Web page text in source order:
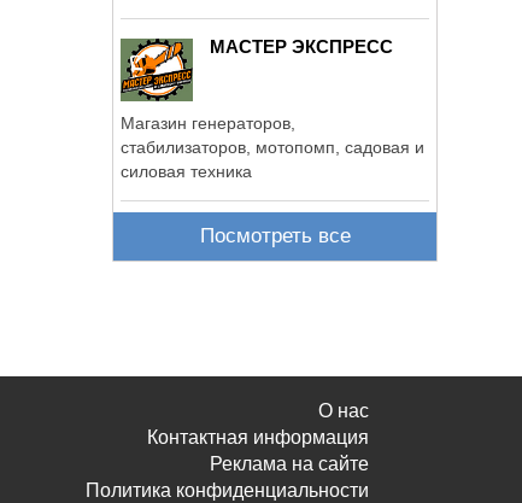
МАСТЕР ЭКСПРЕСС
Магазин генераторов,
стабилизаторов, мотопомп, садовая и
силовая техника
Посмотреть все
О нас
Контактная информация
Реклама на сайте
Политика конфиденциальности